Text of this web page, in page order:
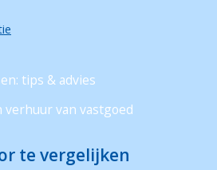
tips & advies
verhuur van vastgoed
te vergelijken